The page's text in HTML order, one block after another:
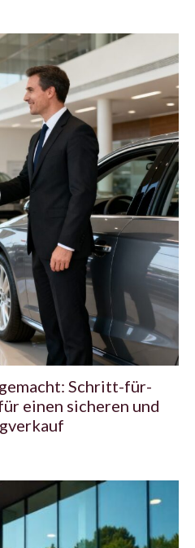
Schritt-für-
einen sicheren und